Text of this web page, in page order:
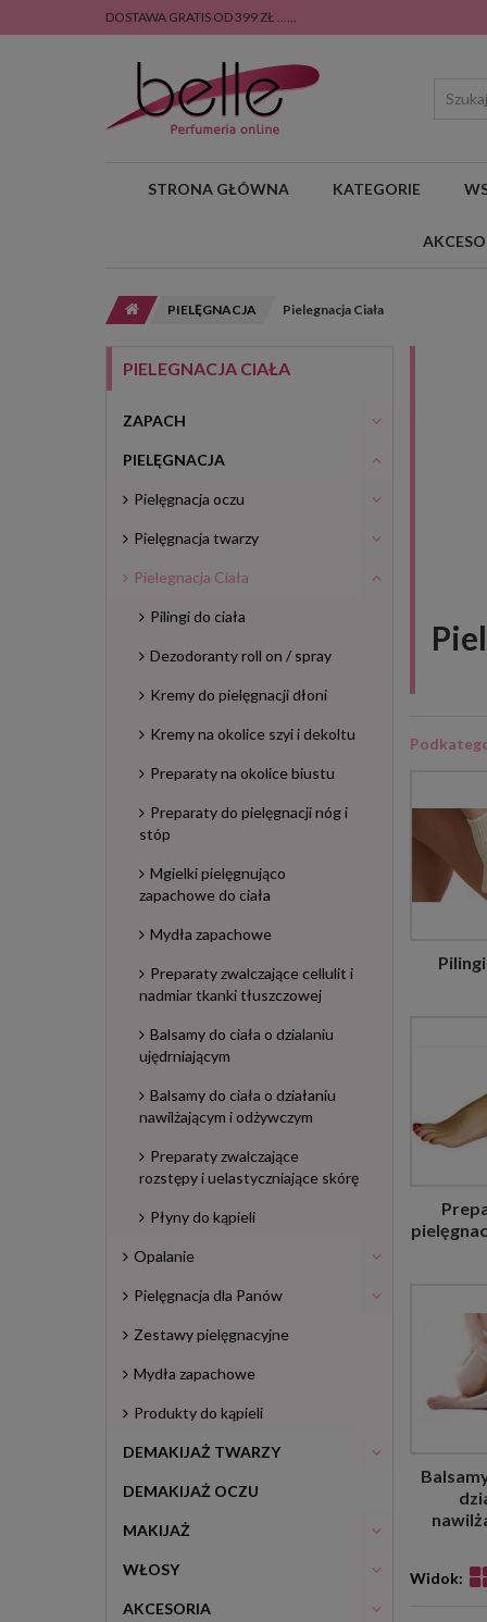
DOSTAWA GRATIS OD 399 ZŁ ......
STRONA GŁÓWNA KATEGORIE
PIELĘGNACJA Pielegnacja Ciała
PIELEGNACJA CIAŁA
ZAPACH
PIELĘGNACJA
Pielęgnacja oczu
Pielęgnacja twarzy
Pielegnacja Ciała
Pilingi do ciała
Dezodoranty roll on / spray
Kremy do pielęgnacji dłoni
Kremy na okolice szyi i dekoltu
Preparaty na okolice biustu
Preparaty do pielęgnacji nóg i
stóp
Mgielki pielęgnująco
zapachowe do ciała
Mydła zapachowe
Preparaty zwalczające cellulit i
nadmiar tkanki tłuszczowej
Balsamy do ciała o dzialaniu
ujędrniającym
Balsamy do ciała o działaniu
nawilżającym i odżywczym
Preparaty zwalczające
rozstępy i uelastyczniające skórę
Płyny do kąpieli
Opalanie
Pielęgnacja dla Panów
Zestawy pielęgnacyjne
Mydła zapachowe
Produkty do kąpieli
DEMAKIJAŻ TWARZY
DEMAKIJAŻ OCZU
MAKIJAŻ
WŁOSY
AKCESORIA
Widok: